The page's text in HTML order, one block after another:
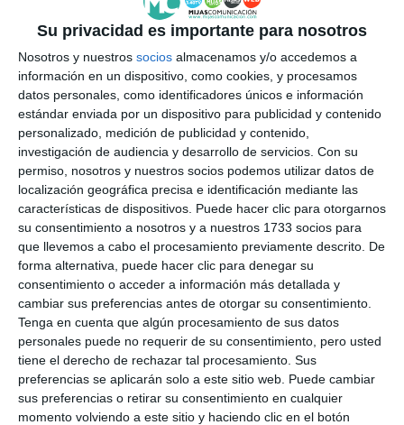
Su privacidad es importante para nosotros
Nosotros y nuestros socios almacenamos y/o accedemos a
información en un dispositivo, como cookies, y procesamos
datos personales, como identificadores únicos e información
estándar enviada por un dispositivo para publicidad y contenido
personalizado, medición de publicidad y contenido,
investigación de audiencia y desarrollo de servicios. Con su
permiso, nosotros y nuestros socios podemos utilizar datos de
localización geográfica precisa e identificación mediante las
características de dispositivos. Puede hacer clic para otorgarnos
su consentimiento a nosotros y a nuestros 1733 socios para
que llevemos a cabo el procesamiento previamente descrito. De
forma alternativa, puede hacer clic para denegar su
consentimiento o acceder a información más detallada y
cambiar sus preferencias antes de otorgar su consentimiento.
Tenga en cuenta que algún procesamiento de sus datos
personales puede no requerir de su consentimiento, pero usted
tiene el derecho de rechazar tal procesamiento. Sus
preferencias se aplicarán solo a este sitio web. Puede cambiar
sus preferencias o retirar su consentimiento en cualquier
momento volviendo a este sitio y haciendo clic en el botón
Más de 15 grupos de baile se subieron al escenario. | MIJAS
COMUNICACIÓN
A este Festival de Cruz de Mayo también acudieron
otros miembros de la corporación que mostraron su
apoyo a las tradiciones. El concejal del PSOE de
Mijas Josele González expresó que estaba “muy
contento de que se haya llevado a cabo esta
segunda edición y de que la respuesta haya sido
también muy importante por parte de toda la
familia de la UP y de la cultura mijeña, que es quien
nutre esta serie de eventos”. Si quieren ver cómo
fue parte de este día no se pierdan en los próximos
días un reportaje más extenso en el programa